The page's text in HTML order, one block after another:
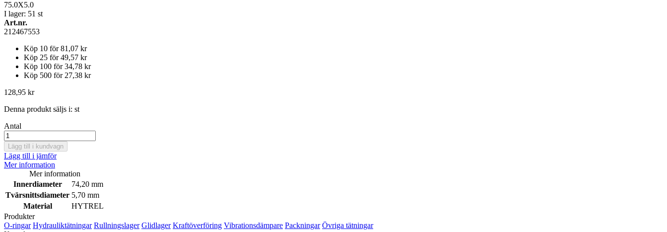
75.0X5.0
I lager: 51 st
Art.nr.
212467553
Köp 10 för81,07 kr
Köp 25 för49,57 kr
Köp 100 för34,78 kr
Köp 500 för 27,38 kr
128,95 kr
Denna produkt säljs i: st
Antal
Lägg till i kundvagn
Lägg till i jämför
Mer information
Mer information
Innerdiameter
74,20 mm
Tvärsnittsdiameter 5,70 mm
Material
HYTREL
Produkter
O-ringar Hydrauliktätningar Rullningslager Glidlager Kraftöverföring Vibrationsdämpare Packningar Övriga tätningar